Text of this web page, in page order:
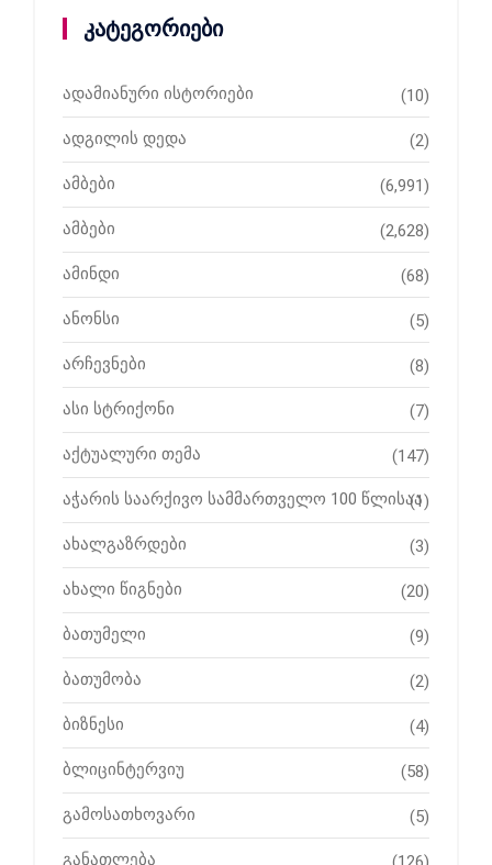
კატეგორიები
ადამიანური ისტორიები (10)
ადგილის დედა (2)
ამბები (6,991)
ამბები (2,628)
ამინდი (68)
ანონსი (5)
არჩევნები (8)
ასი სტრიქონი (7)
აქტუალური თემა (147)
აჭარის საარქივო სამმართველო 100 წლისაა
(1)
ახალგაზრდები (3)
ახალი წიგნები (20)
ბათუმელი (9)
ბათუმობა (2)
ბიზნესი (4)
ბლიცინტერვიუ (58)
გამოსათხოვარი (5)
განათლება